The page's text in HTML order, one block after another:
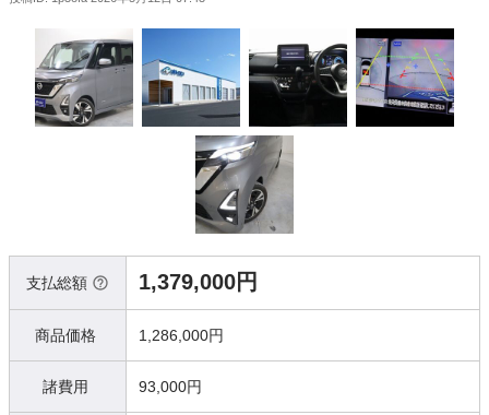
支払総額 1,379,000円
商品価格 1,286,000円
諸費用 93,000円